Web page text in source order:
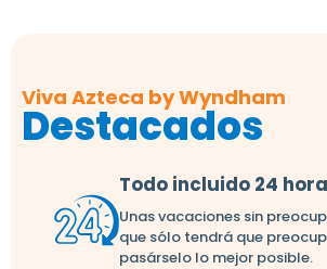
Viva Azteca by Wyndham
Destacados
Todo incluido 24
Unas vacaciones sin
que sólo tendrá que
pasárselo lo mejor posible.